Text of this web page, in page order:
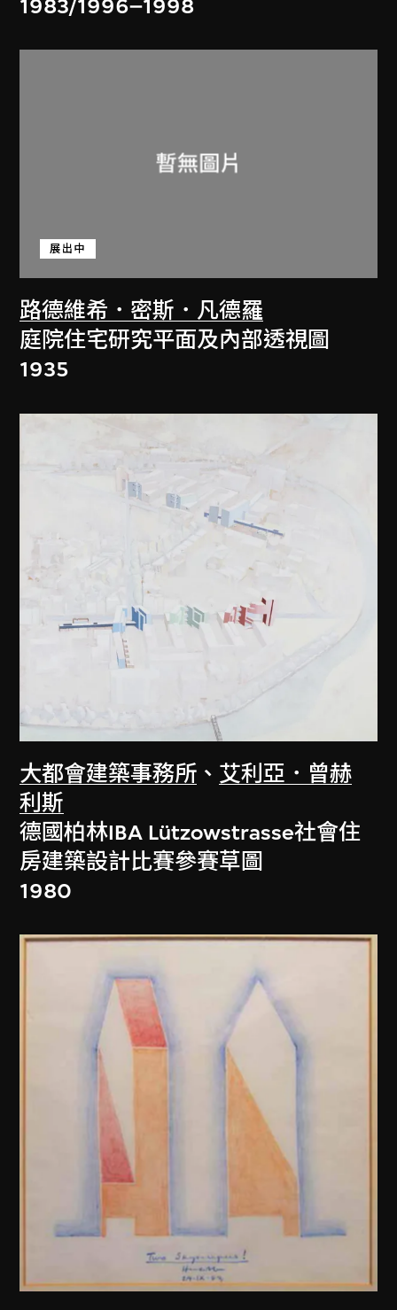
1983/1996–1998
路德維希．密斯．凡德羅
展出中
庭院住宅研究平面及內部透視圖
1935
大都會建築事務所 、 艾利亞．曾赫
利斯
德國柏林IBA Lützowstrasse社會住
房建築設計比賽參賽草圖
1980